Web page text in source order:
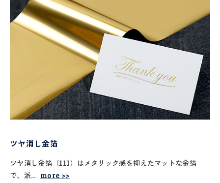
ツヤ消し金箔
ツヤ消し金箔（111）はメタリック感を抑えたマットな金箔
で、派… more >>